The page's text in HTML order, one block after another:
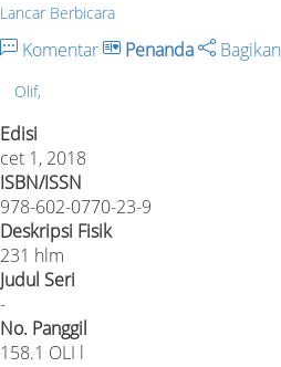
Lancar Berbicara
Komentar Penanda Bagikan
Olif,
Edisi
cet 1, 2018
ISBN/ISSN
978-602-0770-23-9
Deskripsi Fisik
231 hlm
Judul Seri
-
No. Panggil
158.1 OLI l